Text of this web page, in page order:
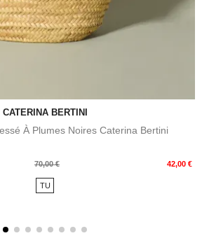
CATERINA BERTINI
À Plumes Noires Caterina Bertini
70,00 € 42,00 €
TU